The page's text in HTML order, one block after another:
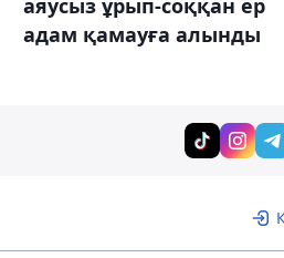
адам қамауға алынды